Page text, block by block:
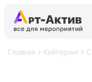
Главная Кейтеринг